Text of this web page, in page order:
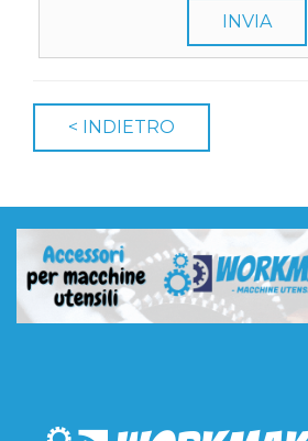
INVIA